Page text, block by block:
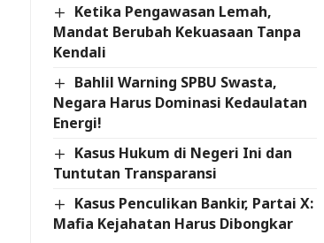
Ketika Pengawasan Lemah,
Mandat Berubah Kekuasaan Tanpa
Kendali
Bahlil Warning SPBU Swasta,
Negara Harus Dominasi Kedaulatan
Energi!
Kasus Hukum di Negeri Ini dan
Tuntutan Transparansi
Kasus Penculikan Bankir, Partai X:
Mafia Kejahatan Harus Dibongkar